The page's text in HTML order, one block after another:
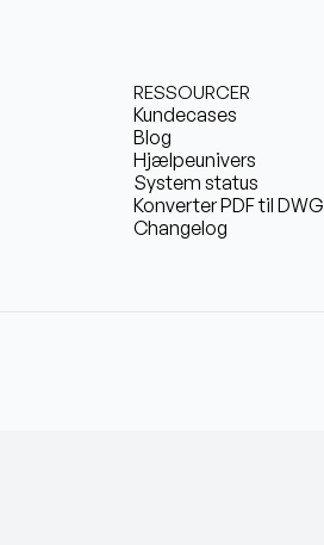
RESSOURCER
Kundecases
Blog
Hjælpeunivers
System status
Konverter PDF til DWG
Changelog